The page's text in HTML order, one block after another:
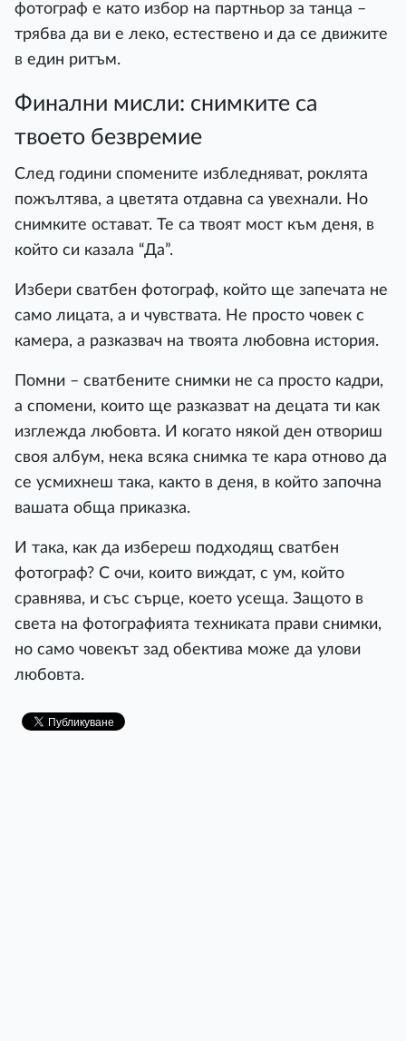
фотограф е като избор на партньор за танца –
трябва да ви е леко, естествено и да се движите
в един ритъм.
Финални мисли: снимките са
твоето безвремие
След години спомените избледняват, роклята
пожълтява, а цветята отдавна са увехнали. Но
снимките остават. Те са твоят мост към деня, в
който си казала “Да”.
Избери сватбен фотограф, който ще запечата не
само лицата, а и чувствата. Не просто човек с
камера, а разказвач на твоята любовна история.
Помни – сватбените снимки не са просто кадри,
а спомени, които ще разказват на децата ти как
изглежда любовта. И когато някой ден отвориш
своя албум, нека всяка снимка те кара отново да
се усмихнеш така, както в деня, в който започна
вашата обща приказка.
И така, как да избереш подходящ сватбен
фотограф? С очи, които виждат, с ум, който
сравнява, и със сърце, което усеща. Защото в
света на фотографията техниката прави снимки,
но само човекът зад обектива може да улови
любовта.